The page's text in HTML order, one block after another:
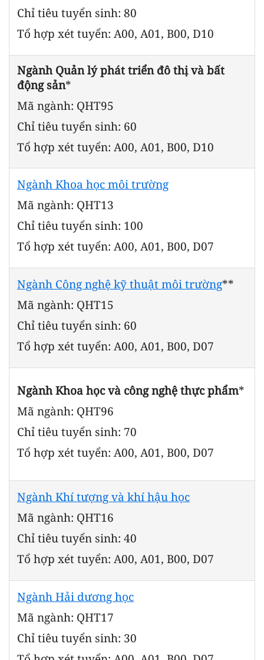
Chỉ tiêu tuyển sinh: 80
Tổ hợp xét tuyển: A00, A01, B00, D10
Ngành Quản lý phát triển đô thị và bất
động sản*
Mã ngành: QHT95
Chỉ tiêu tuyển sinh: 60
Tổ hợp xét tuyển: A00, A01, B00, D10
Ngành Khoa học môi trường
Mã ngành: QHT13
Chỉ tiêu tuyển sinh: 100
Tổ hợp xét tuyển: A00, A01, B00, D07
Ngành Công nghệ kỹ thuật môi trường**
Mã ngành: QHT15
Chỉ tiêu tuyển sinh: 60
Tổ hợp xét tuyển: A00, A01, B00, D07
Ngành Khoa học và công nghệ thực phẩm*
Mã ngành: QHT96
Chỉ tiêu tuyển sinh: 70
Tổ hợp xét tuyển: A00, A01, B00, D07
Ngành Khí tượng và khí hậu học
Mã ngành: QHT16
Chỉ tiêu tuyển sinh: 40
Tổ hợp xét tuyển: A00, A01, B00, D07
Ngành Hải dương học
Mã ngành: QHT17
Chỉ tiêu tuyển sinh: 30